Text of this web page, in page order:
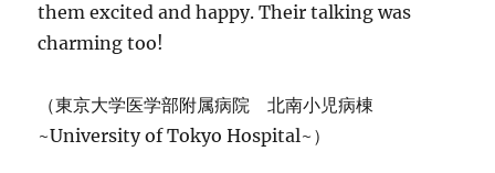
them excited and happy. Their talking was
charming too!
（東京大学医学部附属病院 北南小児病棟
~University of Tokyo Hospital~）